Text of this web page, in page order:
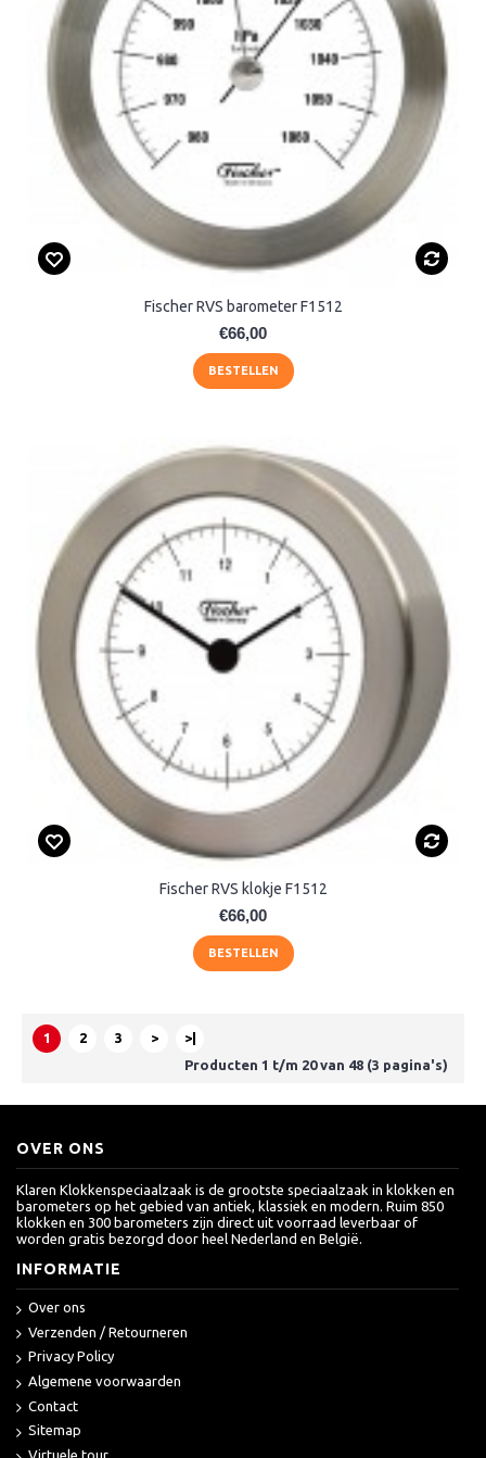
Fischer RVS barometer F1512
€66,00
BESTELLEN
Fischer RVS klokje F1512
€66,00
BESTELLEN
1 2 3 >
>|
Producten 1 t/m 20 van 48 (3 pagina's)
OVER ONS
Klaren Klokkenspeciaalzaak is de grootste speciaalzaak in klokken en
barometers op het gebied van antiek, klassiek en modern. Ruim 850
klokken en 300 barometers zijn direct uit voorraad leverbaar of
worden gratis bezorgd door heel Nederland en België.
INFORMATIE
Over ons
Verzenden / Retourneren
Privacy Policy
Algemene voorwaarden
Contact
Sitemap
Virtuele tour